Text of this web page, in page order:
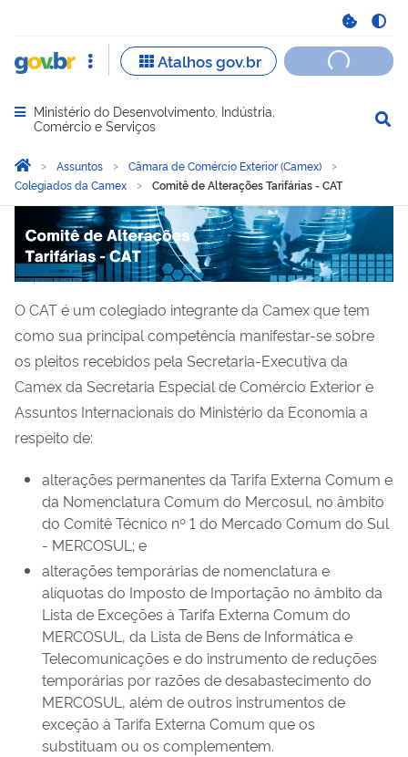
Abrir menu principal de navegação
Ministério do Desenvolvimento, Indústria,
Comércio e Serviços
Você está aqui:
Página Inicial
Assuntos
Câmara de Comércio Exterior (Camex)
Colegiados da Camex
Comitê de Alterações Tarifárias - CAT
Comitê de Alterações
O CAT é um colegiado integrante da Camex que tem
como sua principal competência manifestar-se sobre
os pleitos recebidos pela Secretaria-Executiva da
Camex da Secretaria Especial de Comércio Exterior e
Assuntos Internacionais do Ministério da Economia a
respeito de:
alterações permanentes da Tarifa Externa Comum e
da Nomenclatura Comum do Mercosul, no âmbito
do Comitê Técnico nº 1 do Mercado Comum do Sul
- MERCOSUL; e
alterações temporárias de nomenclatura e
alíquotas do Imposto de Importação no âmbito da
Lista de Exceções à Tarifa Externa Comum do
MERCOSUL, da Lista de Bens de Informática e
Telecomunicações e do instrumento de reduções
temporárias por razões de desabastecimento do
MERCOSUL, além de outros instrumentos de
exceção à Tarifa Externa Comum que os
substituam ou os complementem.